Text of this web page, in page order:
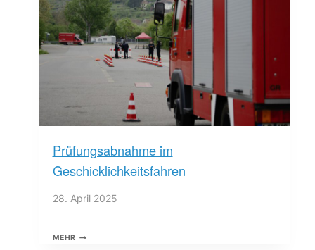
Prüfungsabnahme im
Geschicklichkeitsfahren
28. April 2025
MEHRPRÜFUNGSABNAHME